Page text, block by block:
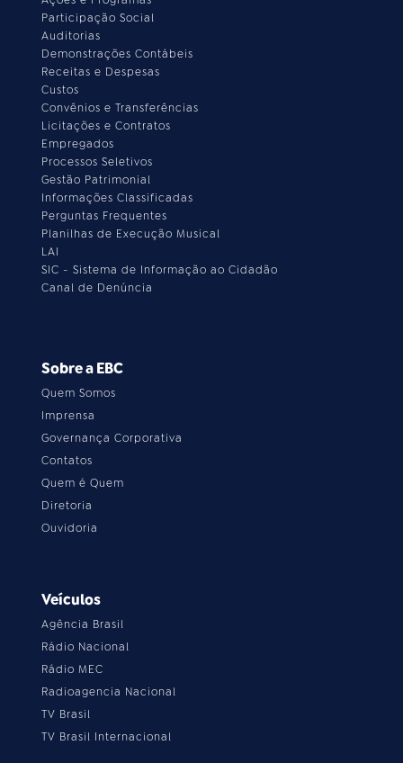
Participação Social
Auditorias
Demonstrações Contábeis
Receitas e Despesas
Custos
Convênios e Transferências
Licitações e Contratos
Empregados
Processos Seletivos
Gestão Patrimonial
Informações Classificadas
Perguntas Frequentes
Planilhas de Execução Musical
LAI
SIC - Sistema de Informação ao Cidadão
Canal de Denúncia
Sobre a EBC
Quem Somos
Imprensa
Governança Corporativa
Contatos
Quem é Quem
Diretoria
Ouvidoria
Veículos
Agência Brasil
Rádio Nacional
Rádio MEC
Radioagencia Nacional
TV Brasil
TV Brasil Internacional